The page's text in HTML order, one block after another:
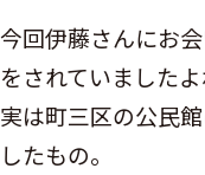
今回伊藤さんにお
をされていました
実は町三区の公民
したもの。